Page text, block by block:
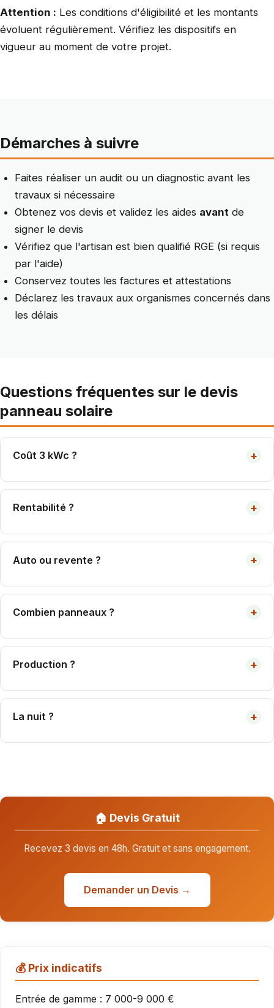
Attention : Les conditions d'éligibilité et les montants
évoluent régulièrement. Vérifiez les dispositifs en
vigueur au moment de votre projet.
Démarches à suivre
Faites réaliser un audit ou un diagnostic avant les
travaux si nécessaire
Obtenez vos devis et validez les aides avant de
signer le devis
Vérifiez que l'artisan est bien qualifié RGE (si requis
par l'aide)
Conservez toutes les factures et attestations
Déclarez les travaux aux organismes concernés dans
les délais
Questions fréquentes sur le devis
panneau solaire
Coût 3 kWc ? +
7 000-10 000 € tout compris. Amorti 8-12 ans.
Rentabilité ?
+
Retour 8-12 ans. Durée vie 30+ ans.
Auto ou revente ?
+
Autoconsommation + surplus = plus rentable 2026.
Combien panneaux ?
+
3 kWc ≈ 8 panneaux 400 Wc ≈ 16 m² toiture.
Production ?
+
3 kWc = 3 000-4 200 kWh/an selon région.
La nuit ?
+
🏠 Devis Gratuit
Recevez 3 devis en 48h. Gratuit et sans engagement.
Demander un Devis →
💰 Prix indicatifs
Entrée de gamme : 7 000-9 000 €